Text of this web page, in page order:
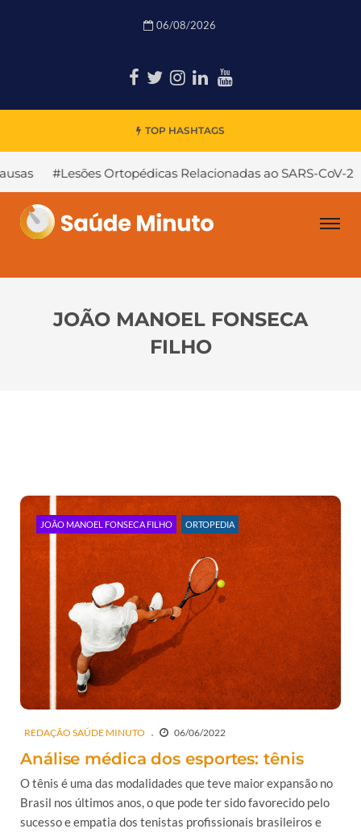
06/08/2026
TOP HASHTAGS
Ortopédicas Relacionadas ao SARS-CoV-2
JOÃO MANOEL FONSECA
FILHO
JOÃO MANOEL FONSECA FILHO ORTOPEDIA
REDAÇÃO SAÚDE MINUTO 06/06/2022
Análise médica dos esportes: tênis
O tênis é uma das modalidades que teve maior expansão no
Brasil nos últimos anos, o que pode ter sido favorecido pelo
sucesso e empatia dos tenistas profissionais brasileiros e